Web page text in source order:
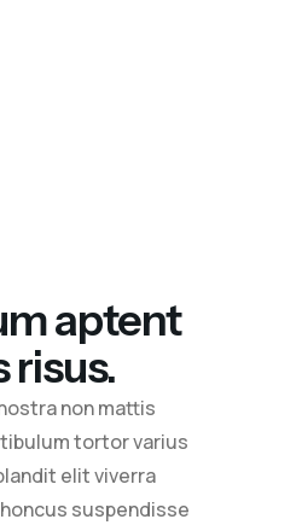
aptent
risus.
non mattis
tortor varius
elit viverra
suspendisse